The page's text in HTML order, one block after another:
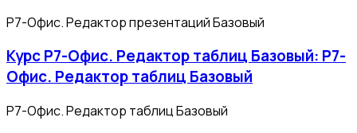
Р7-Офис. Редактор презентаций Базовый
Курс Р7-Офис. Редактор таблиц Базовый: Р7-
Офис. Редактор таблиц Базовый
Р7-Офис. Редактор таблиц Базовый